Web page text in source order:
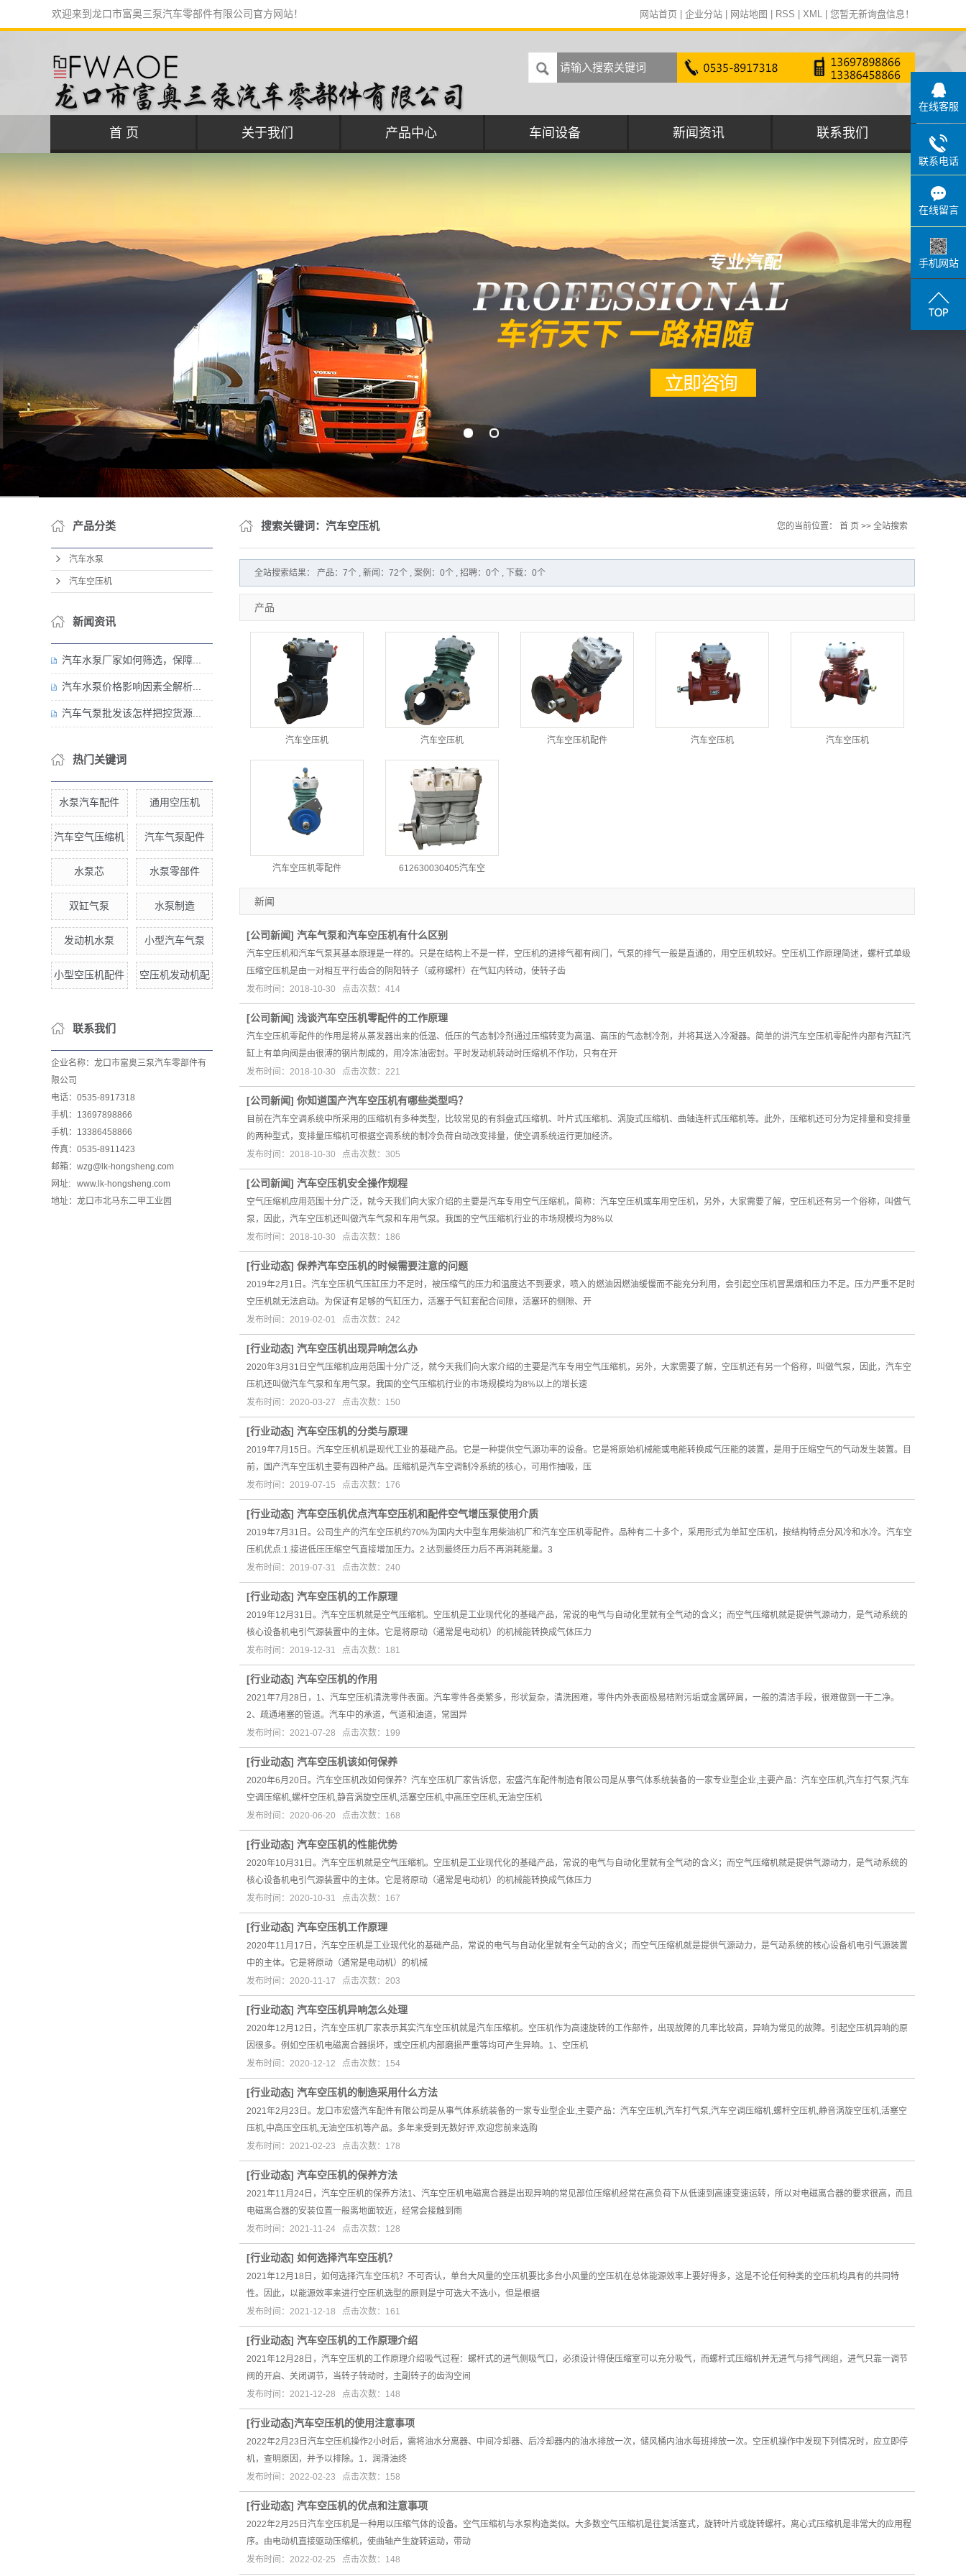
欢迎来到龙口市富奥三泵汽车零部件有限公司官方网站！ 网站首页 企业分站 网站地图 RSS XML 您暂无新询盘信息！
首 页 关于我们 产品中心 车间设备 新闻资讯 联系我们
产品分类
汽车水泵
汽车空压机
新闻资讯
汽车水泵厂家如何筛选，保障...
汽车水泵价格影响因素全解析...
汽车气泵批发该怎样把控货源...
热门关键词
水泵汽车配件 通用空压机
汽车空气压缩机 汽车气泵配件
水泵芯 水泵零部件
双缸气泵 水泵制造
发动机水泵 小型汽车气泵
小型空压机配件 空压机发动机配
联系我们
企业名称：龙口市富奥三泵汽车零部件有
限公司
电话：0535-8917318
手机：13697898866
手机：13386458866
传真：0535-8911423
邮箱：wzg@lk-hongsheng.com
网址: www.lk-hongsheng.com
地址：龙口市北马东二甲工业园
搜索关键词：汽车空压机 您的当前位置： 首 页 >> 全站搜索
全站搜索结果： 产品：7个 , 新闻：72个 , 案例：0个 , 招聘：0个 , 下载：0个
产品
汽车空压机 汽车空压机 汽车空压机配件 汽车空压机 汽车空压机
汽车空压机零配件 612630030405汽车空
新闻
[公司新闻] 汽车气泵和汽车空压机有什么区别
汽车空压机和汽车气泵其基本原理是一样的。只是在结构上不是一样，空压机的进排气都有阀门，气泵的排气一般是直通的，用空压机较好。空压机工作原理简述，螺杆式单级
压缩空压机是由一对相互平行齿合的阴阳转子（或称螺杆）在气缸内转动，使转子齿
发布时间：2018-10-30 点击次数：414
[公司新闻] 浅谈汽车空压机零配件的工作原理
汽车空压机零配件的作用是将从蒸发器出来的低温、低压的气态制冷剂通过压缩转变为高温、高压的气态制冷剂，并将其送入冷凝器。简单的讲汽车空压机零配件内部有汽缸汽
缸上有单向阀是由很溥的钢片制成的，用冷冻油密封。平时发动机转动时压缩机不作功，只有在开
发布时间：2018-10-30 点击次数：221
[公司新闻] 你知道国产汽车空压机有哪些类型吗？
目前在汽车空调系统中所采用的压缩机有多种类型，比较常见的有斜盘式压缩机、叶片式压缩机、涡旋式压缩机、曲轴连杆式压缩机等。此外，压缩机还可分为定排量和变排量
的两种型式，变排量压缩机可根据空调系统的制冷负荷自动改变排量，使空调系统运行更加经济。
发布时间：2018-10-30 点击次数：305
[公司新闻] 汽车空压机安全操作规程
空气压缩机应用范围十分广泛，就今天我们向大家介绍的主要是汽车专用空气压缩机，简称：汽车空压机或车用空压机，另外，大家需要了解，空压机还有另一个俗称，叫做气
泵，因此，汽车空压机还叫做汽车气泵和车用气泵。我国的空气压缩机行业的市场规模均为8%以
发布时间：2018-10-30 点击次数：186
[行业动态] 保养汽车空压机的时候需要注意的问题
2019年2月1日。汽车空压机气压缸压力不足时，被压缩气的压力和温度达不到要求，喷入的燃油因燃油缓慢而不能充分利用，会引起空压机冒黑烟和压力不足。压力严重不足时
空压机就无法启动。为保证有足够的气缸压力，活塞于气缸套配合间隙，活塞环的侧隙、开
发布时间：2019-02-01 点击次数：242
[行业动态] 汽车空压机出现异响怎么办
2020年3月31日空气压缩机应用范围十分广泛，就今天我们向大家介绍的主要是汽车专用空气压缩机，另外，大家需要了解，空压机还有另一个俗称，叫做气泵，因此，汽车空
压机还叫做汽车气泵和车用气泵。我国的空气压缩机行业的市场规模均为8%以上的增长速
发布时间：2020-03-27 点击次数：150
[行业动态] 汽车空压机的分类与原理
2019年7月15日。汽车空压机机是现代工业的基础产品。它是一种提供空气源功率的设备。它是将原始机械能或电能转换成气压能的装置，是用于压缩空气的气动发生装置。目
前，国产汽车空压机主要有四种产品。压缩机是汽车空调制冷系统的核心，可用作抽吸，压
发布时间：2019-07-15 点击次数：176
[行业动态] 汽车空压机优点汽车空压机和配件空气增压泵使用介质
2019年7月31日。公司生产的汽车空压机约70%为国内大中型车用柴油机厂和汽车空压机零配件。品种有二十多个，采用形式为单缸空压机，按结构特点分风冷和水冷。汽车空
压机优点:1.接进低压压缩空气直接增加压力。2.达到最终压力后不再消耗能量。3
发布时间：2019-07-31 点击次数：240
[行业动态] 汽车空压机的工作原理
2019年12月31日。汽车空压机就是空气压缩机。空压机是工业现代化的基础产品，常说的电气与自动化里就有全气动的含义；而空气压缩机就是提供气源动力，是气动系统的
核心设备机电引气源装置中的主体。它是将原动（通常是电动机）的机械能转换成气体压力
发布时间：2019-12-31 点击次数：181
[行业动态] 汽车空压机的作用
2021年7月28日，1、汽车空压机清洗零件表面。汽车零件各类繁多，形状复杂，清洗困难，零件内外表面极易桔附污垢或金属碎屑，一般的清洁手段，很难做到一干二净。
2、疏通堵塞的管道。汽车中的承道，气道和油道，常固异
发布时间：2021-07-28 点击次数：199
[行业动态] 汽车空压机该如何保养
2020年6月20日。汽车空压机改如何保养？汽车空压机厂家告诉您，宏盛汽车配件制造有限公司是从事气体系统装备的一家专业型企业,主要产品：汽车空压机,汽车打气泵,汽车
空调压缩机,螺杆空压机,静音涡旋空压机,活塞空压机,中高压空压机,无油空压机
发布时间：2020-06-20 点击次数：168
[行业动态] 汽车空压机的性能优势
2020年10月31日。汽车空压机就是空气压缩机。空压机是工业现代化的基础产品，常说的电气与自动化里就有全气动的含义；而空气压缩机就是提供气源动力，是气动系统的
核心设备机电引气源装置中的主体。它是将原动（通常是电动机）的机械能转换成气体压力
发布时间：2020-10-31 点击次数：167
[行业动态] 汽车空压机工作原理
2020年11月17日，汽车空压机是工业现代化的基础产品，常说的电气与自动化里就有全气动的含义；而空气压缩机就是提供气源动力，是气动系统的核心设备机电引气源装置
中的主体。它是将原动（通常是电动机）的机械
发布时间：2020-11-17 点击次数：203
[行业动态] 汽车空压机异响怎么处理
2020年12月12日，汽车空压机厂家表示其实汽车空压机就是汽车压缩机。空压机作为高速旋转的工作部件，出现故障的几率比较高，异响为常见的故障。引起空压机异响的原
因很多。例如空压机电磁离合器损坏，或空压机内部磨损严重等均可产生异响。1、空压机
发布时间：2020-12-12 点击次数：154
[行业动态] 汽车空压机的制造采用什么方法
2021年2月23日。龙口市宏盛汽车配件有限公司是从事气体系统装备的一家专业型企业,主要产品：汽车空压机,汽车打气泵,汽车空调压缩机,螺杆空压机,静音涡旋空压机,活塞空
压机,中高压空压机,无油空压机等产品。多年来受到无数好评,欢迎您前来选购
发布时间：2021-02-23 点击次数：178
[行业动态] 汽车空压机的保养方法
2021年11月24日，汽车空压机的保养方法1、汽车空压机电磁离合器是出现异响的常见部位压缩机经常在高负荷下从低速到高速变速运转，所以对电磁离合器的要求很高，而且
电磁离合器的安装位置一般离地面较近，经常会接触到雨
发布时间：2021-11-24 点击次数：128
[行业动态] 如何选择汽车空压机？
2021年12月18日，如何选择汽车空压机？不可否认，单台大风量的空压机要比多台小风量的空压机在总体能源效率上要好得多，这是不论任何种类的空压机均具有的共同特
性。因此，以能源效率来进行空压机选型的原则是宁可选大不选小，但是根据
发布时间：2021-12-18 点击次数：161
[行业动态] 汽车空压机的工作原理介绍
2021年12月28日，汽车空压机的工作原理介绍吸气过程：螺杆式的进气侧吸气口，必须设计得使压缩室可以充分吸气，而螺杆式压缩机并无进气与排气阀组，进气只靠一调节
阀的开启、关闭调节，当转子转动时，主副转子的齿沟空间
发布时间：2021-12-28 点击次数：148
[行业动态]​汽车空压机的使用注意事项
2022年2月23日汽车空压机操作2小时后，需将油水分离器、中间冷却器、后冷却器内的油水排放一次，储风桶内油水每班排放一次。空压机操作中发现下列情况时，应立即停
机，查明原因，并予以排除。1．润滑油终
发布时间：2022-02-23 点击次数：158
[行业动态] 汽车空压机的优点和注意事项
2022年2月25日汽车空压机是一种用以压缩气体的设备。空气压缩机与水泵构造类似。大多数空气压缩机是往复活塞式，旋转叶片或旋转螺杆。离心式压缩机是非常大的应用程
序。由电动机直接驱动压缩机，使曲轴产生旋转运动，带动
发布时间：2022-02-25 点击次数：148
在线客服
联系电话
在线留言
手机网站